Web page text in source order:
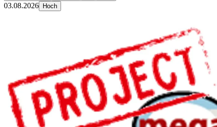
03.08.2026 Hoch